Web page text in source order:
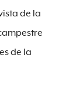
de la
de la